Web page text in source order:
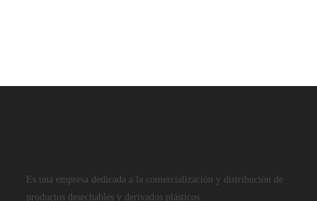
Es una empresa dedicada a la comercialización y distribución de
productos desechables y derivados plásticos.